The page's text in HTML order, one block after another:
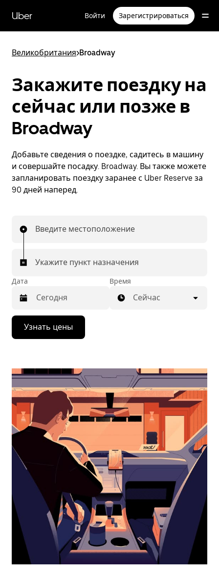
перейти
к
содержимому
Uber Войти Зарегистрироваться
Великобритания>Broadway
Закажите поездку на
сейчас или позже в
Broadway
Добавьте сведения о поездке, садитесь в машину
и совершайте посадку. Broadway. Вы также можете
запланировать поездку заранее с Uber Reserve за
90 дней наперед.
Введите местоположение
Укажите пункт назначения
Дата
Нажмите
стрелку
вниз,
календарю
выбрать
дату.
Чтобы
закрыть
календарь,
нажмите
Esc.
Время
Сейчас
Узнать цены